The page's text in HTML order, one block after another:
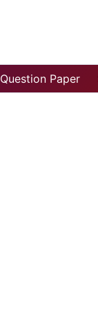
Question Paper